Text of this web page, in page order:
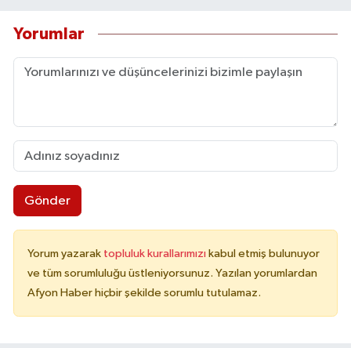
Yorumlar
Gönder
Yorum yazarak topluluk kurallarımızı kabul etmiş bulunuyor
ve tüm sorumluluğu üstleniyorsunuz. Yazılan yorumlardan
Afyon Haber hiçbir şekilde sorumlu tutulamaz.